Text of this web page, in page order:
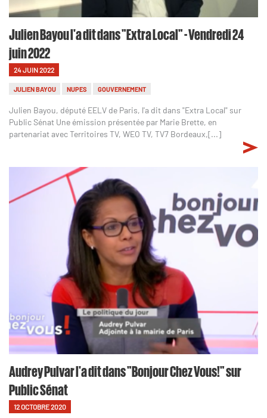
Julien Bayou l'a dit dans "Extra Local" - Vendredi 24
juin 2022
24 JUIN 2022
JULIEN BAYOU NUPES GOUVERNEMENT
Julien Bayou, député EELV de Paris, l'a dit dans "Extra Local" sur
Public Sénat Une émission présentée par Marie Brette, en
partenariat avec Territoires TV, WEO TV, TV7 Bordeaux,[...]
Audrey Pulvar l'a dit dans "Bonjour Chez Vous!" sur
Public Sénat
12 OCTOBRE 2020